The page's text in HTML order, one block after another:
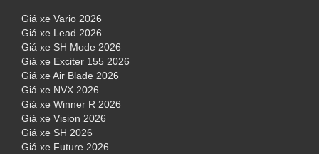
Giá xe Vario 2026
Giá xe Lead 2026
Giá xe SH Mode 2026
Giá xe Exciter 155 2026
Giá xe Air Blade 2026
Giá xe NVX 2026
Giá xe Winner R 2026
Giá xe Vision 2026
Giá xe SH 2026
Giá xe Future 2026